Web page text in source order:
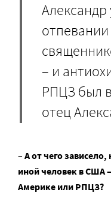
Александр
– и
РПЦЗ был
отец
– А от чего
иной человек в США
Америке или РПЦЗ?